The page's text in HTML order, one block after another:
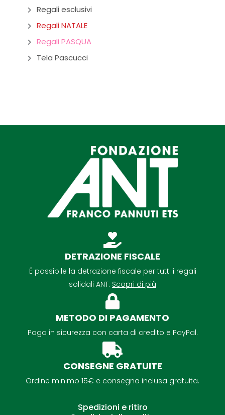
Regali esclusivi
Regali NATALE
Regali PASQUA
Tela Pascucci
DETRAZIONE FISCALE
É possibile la detrazione fiscale per tutti i regali
solidali ANT. Scopri di più
METODO DI PAGAMENTO
Paga in sicurezza con carta di credito e PayPal.
CONSEGNE GRATUITE
Ordine minimo 15€ e consegna inclusa gratuita.
Spedizioni e ritiro